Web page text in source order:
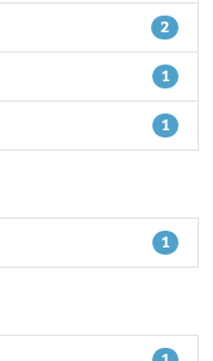
2
1
1
1